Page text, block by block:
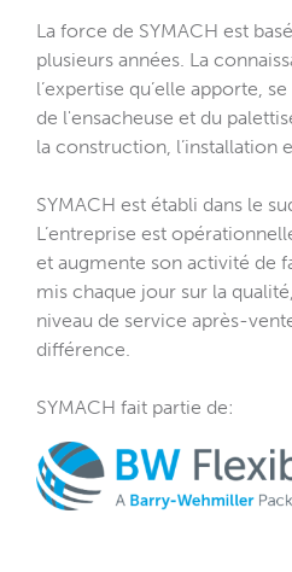
La force de SYMACH est
plusieurs années. La
l’expertise qu’elle apporte,
de l'ensacheuse et du
la construction, l’installation
SYMACH est établi dans le
L’entreprise est
et augmente son activité de
mis chaque jour sur la
niveau de service après-
différence.
SYMACH fait partie de: